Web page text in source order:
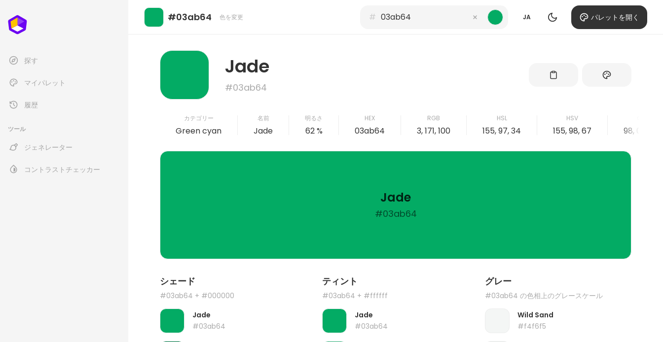
探す
マイパレット
履歴
ツール
ジェネレーター
コントラストチェッカー
#03ab64 色を変更 # JA パレットを開く
Jade
#03ab64
カテゴリー
Green cyan
名前
Jade
明るさ
62 %
HEX
03ab64
RGB
3, 171, 100
HSL
155, 97, 34
HSV
155, 98, 67 98, 0, 42,
Jade
#03ab64
シェード
#03ab64 + #000000
Jade
#03ab64
ティント
#03ab64 + #ffffff
Jade
#03ab64
グレー
#03ab64 の色相上のグレースケール
Wild Sand
#f4f6f5